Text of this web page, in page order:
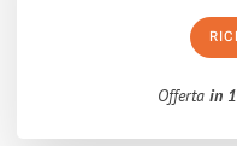
Offerta in